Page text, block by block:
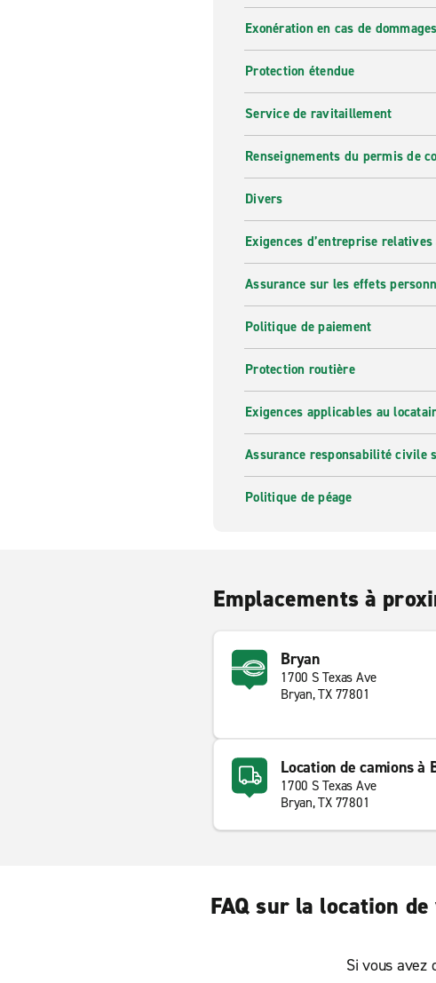
Exonération en cas de
Protection étendue
Service de ravitaillement
Renseignements du permis de
Divers
Exigences d’entreprise
Assurance sur les effets
Politique de paiement
Protection routière
Exigences applicables au
Assurance responsabilité civile
Politique de péage
Emplacements à
Bryan
1700 S Texas Ave
Bryan, TX 77801
Location de camions à
1700 S Texas Ave
Bryan, TX 77801
FAQ sur la location
Si vous avez